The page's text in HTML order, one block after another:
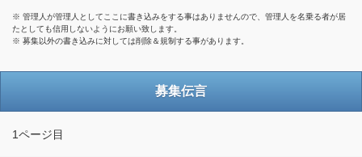
※ 管理人が管理人としてここに書き込みをする事はありませんので、管理人を名乗る者が居
たとしても信用しないようにお願い致します。
※ 募集以外の書き込みに対しては削除＆規制する事があります。
募集伝言
1ページ目